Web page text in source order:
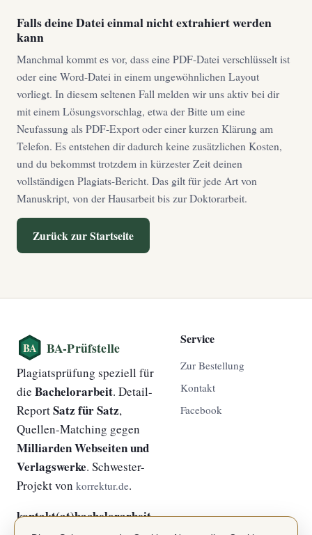
Falls deine Datei einmal nicht extrahiert werden
kann
Manchmal kommt es vor, dass eine PDF-Datei verschlüsselt ist
oder eine Word-Datei in einem ungewöhnlichen Layout
vorliegt. In diesem seltenen Fall melden wir uns aktiv bei dir
mit einem Lösungsvorschlag, etwa der Bitte um eine
Neufassung als PDF-Export oder einer kurzen Klärung am
Telefon. Es entstehen dir dadurch keine zusätzlichen Kosten,
und du bekommst trotzdem in kürzester Zeit deinen
vollständigen Plagiats-Bericht. Das gilt für jede Art von
Manuskript, von der Hausarbeit bis zur Doktorarbeit.
Zurück zur Startseite
Plagiatsprüfung speziell für
die Bachelorarbeit. Detail-
ReportSatz für Satz,
Quellen-Matching gegen
Milliarden Webseiten und
Verlagswerke. Schwester-
Projekt von korrektur.de.
kontakt(at)bachelorarbeit-
Service
Zur Bestellung
Kontakt
Facebook